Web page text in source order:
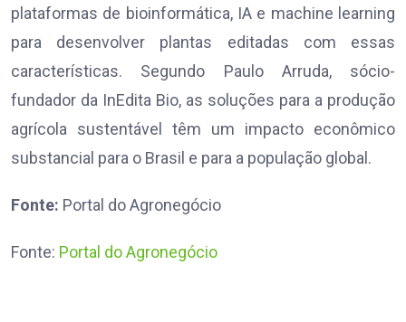
plataformas de bioinformática, IA e machine learning
para desenvolver plantas editadas com essas
características. Segundo Paulo Arruda, sócio-
fundador da InEdita Bio, as soluções para a produção
agrícola sustentável têm um impacto econômico
substancial para o Brasil e para a população global.
Fonte: Portal do Agronegócio
Fonte: Portal do Agronegócio